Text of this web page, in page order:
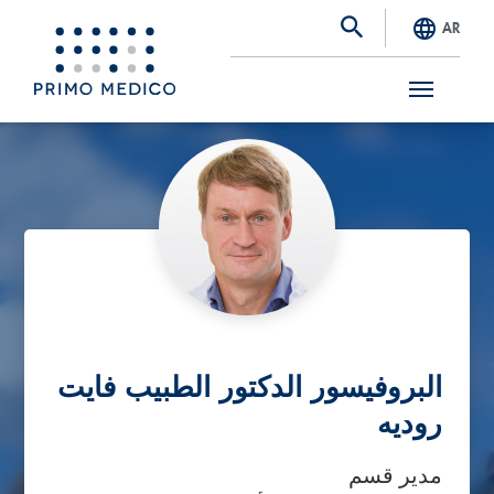
S
c
AR
البروفيسور الدكتور الطبيب فايت
روديه
مدير قسم